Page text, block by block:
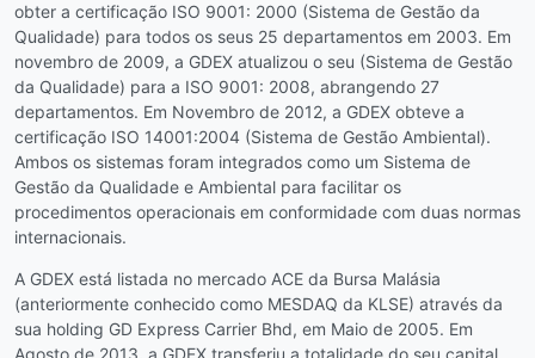
obter a certificação ISO 9001: 2000 (Sistema de Gestão da
Qualidade) para todos os seus 25 departamentos em 2003. Em
novembro de 2009, a GDEX atualizou o seu (Sistema de Gestão
da Qualidade) para a ISO 9001: 2008, abrangendo 27
departamentos. Em Novembro de 2012, a GDEX obteve a
certificação ISO 14001:2004 (Sistema de Gestão Ambiental).
Ambos os sistemas foram integrados como um Sistema de
Gestão da Qualidade e Ambiental para facilitar os
procedimentos operacionais em conformidade com duas normas
internacionais.
A GDEX está listada no mercado ACE da Bursa Malásia
(anteriormente conhecido como MESDAQ da KLSE) através da
sua holding GD Express Carrier Bhd, em Maio de 2005. Em